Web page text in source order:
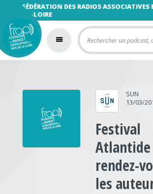
FÉDÉRATION DES RADIOS ASSOCIATIVES
LA-LOIRE
SUN
13/03/
Festival
rendez-
les